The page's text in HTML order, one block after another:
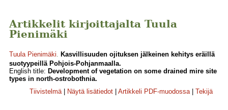
Artikkelit kirjoittajalta Tuula
Pienimäki
Tuula Pienimäki. Kasvillisuuden ojituksen jälkeinen kehitys eräillä
suotyypeillä Pohjois-Pohjanmaalla.
English title: Development of vegetation on some drained mire site
types in north-ostrobothnia.
Tiivistelmä| Näytä lisätiedot Artikkeli PDF-muodossa| Tekijä